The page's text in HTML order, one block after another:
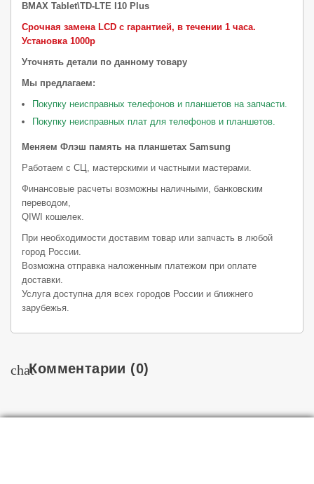
BMAX Tablet\TD-LTE I10 Plus
Срочная замена LCD с гарантией, в течении 1 часа.
Установка 1000р
Уточнять детали по данному товару
Мы предлагаем:
Покупку неисправных телефонов и планшетов на запчасти.
Покупку неисправных плат для телефонов и планшетов.
Меняем Флэш память на планшетах Samsung
Работаем с СЦ, мастерскими и частными мастерами.
Финансовые расчеты возможны наличными, банковским
переводом,
QIWI кошелек.
При необходимости доставим товар или запчасть в любой
город России.
Возможна отправка наложенным платежом при оплате
доставки.
Услуга доступна для всех городов России и ближнего
зарубежья.
chatКомментарии (0)